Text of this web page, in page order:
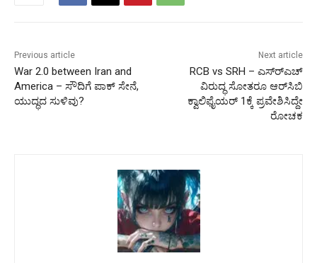
Previous article
War 2.0 between Iran and
America – ಸೌದಿಗೆ ಪಾಕ್ ಸೇನೆ,
ಯುದ್ಧದ ಸುಳಿವು?
Next article
RCB vs SRH – ಎಸ್‌ರ್‌ಎಚ್‌
ವಿರುದ್ಧ ಸೋತರೂ ಆರ್‌ಸಿಬಿ
ಕ್ವಾಲಿಫೈಯರ್ 1ಕ್ಕೆ ಪ್ರವೇಶಿಸಿದ್ದೇ
ರೋಚಕ